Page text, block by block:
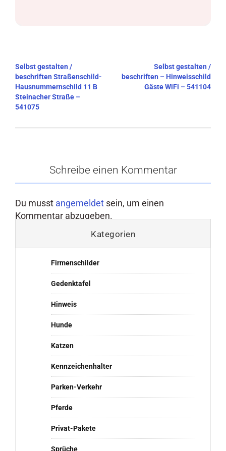
Beitragsnavigation
Selbst gestalten /
beschriften Straßenschild-
Hausnummernschild 11 B
Steinacher Straße –
541075
Selbst gestalten /
beschriften – Hinweisschild
Gäste WiFi – 541104
Schreibe einen Kommentar
Du musst angemeldet sein, um einen
Kommentar abzugeben.
Kategorien
Firmenschilder
Gedenktafel
Hinweis
Hunde
Katzen
Kennzeichenhalter
Parken-Verkehr
Pferde
Privat-Pakete
Sprüche